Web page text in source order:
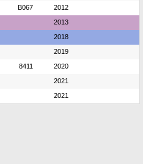
B067 2012
2013
2018
2019
8411 2020
2021
2021